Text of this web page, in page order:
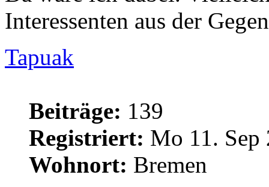
Interessenten aus der
Tapuak
Beiträge: 139
Registriert: Mo 11. Sep
Wohnort: Bremen